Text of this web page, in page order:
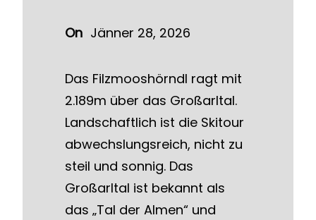
On Jänner 28, 2026
Das Filzmooshörndl ragt mit
2.189m über das Großarltal.
Landschaftlich ist die Skitour
abwechslungsreich, nicht zu
steil und sonnig. Das
Großarltal ist bekannt als
das „Tal der Almen“ und